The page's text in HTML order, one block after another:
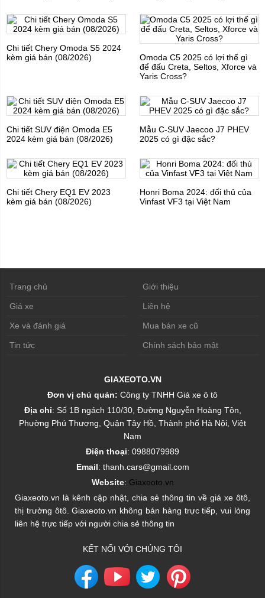
Chi tiết Chery Omoda S5 2024
kèm giá bán (08/2026)
Omoda C5 2025 có lợi thế gì
để đấu Creta, Seltos, Xforce và
Yaris Cross?
Chi tiết SUV điện Omoda E5
2024 kèm giá bán (08/2026)
Mẫu C-SUV Jaecoo J7 PHEV
2025 có gì đặc sắc?
Chi tiết Chery EQ1 EV 2023
kèm giá bán (08/2026)
Honri Boma 2024: đối thủ của
Vinfast VF3 tại Việt Nam
Trang chủ Giới thiệu
Giá xe Liên hệ
Xe và đánh giá Mua bán xe cũ
Tin tức Chính sách bảo mật
GIAXEOTO.VN
Đơn vị chủ quản: Công ty TNHH Giá xe ô tô
Địa chỉ: Số 1B ngách 110/30, Đường Nguyễn Hoàng Tôn,
Phường Phú Thượng, Quận Tây Hồ, Thành phố Hà Nội, Việt
Nam
Điện thoại: 0988079989
Email: thanh.cars@gmail.com
Website: Giaxeoto.vn
Giaxeoto.vn là kênh cập nhật, chia sẻ thông tin về giá xe ôtô,
thị trường ôtô. Giaxeoto.vn không bán hàng trực tiếp, vui lòng
liên hệ trực tiếp với người chia sẻ thông tin
KẾT NỐI VỚI CHÚNG TÔI